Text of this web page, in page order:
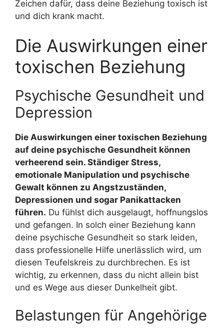
Zeichen dafür, dass deine Beziehung toxisch ist
und dich krank macht.
Die Auswirkungen einer
toxischen Beziehung
Psychische Gesundheit und
Depression
Die Auswirkungen einer toxischen Beziehung
auf deine psychische Gesundheit können
verheerend sein. Ständiger Stress,
emotionale Manipulation und psychische
Gewalt können zu Angstzuständen,
Depressionen und sogar Panikattacken
führen. Du fühlst dich ausgelaugt, hoffnungslos
und gefangen. In solch einer Beziehung kann
deine psychische Gesundheit so stark leiden,
dass professionelle Hilfe unerlässlich wird, um
diesen Teufelskreis zu durchbrechen. Es ist
wichtig, zu erkennen, dass du nicht allein bist
und es Wege aus dieser Dunkelheit gibt.
Belastungen für Angehörige